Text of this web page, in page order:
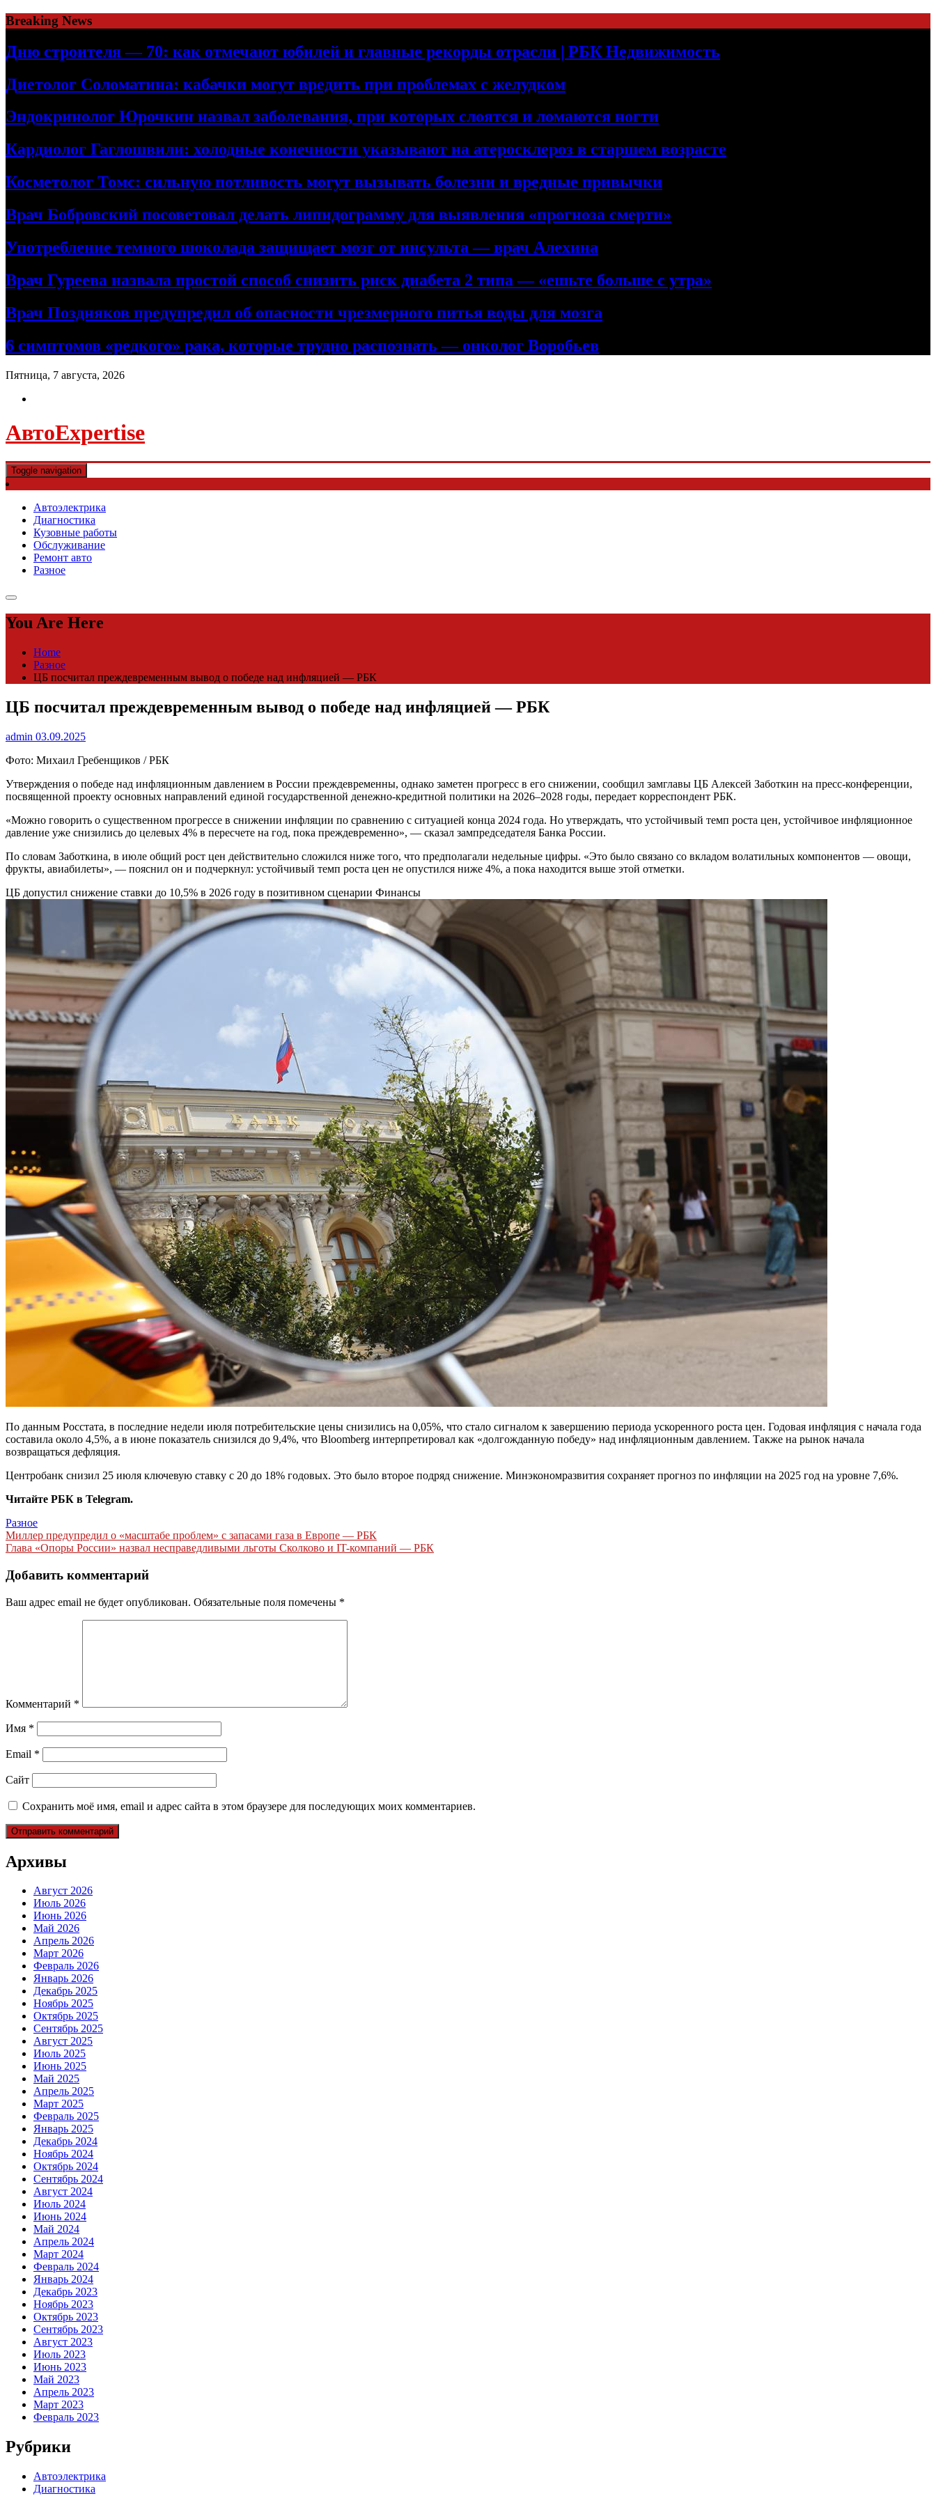
Skip
to
content
Breaking News
Дню строителя — 70: как отмечают юбилей и главные рекорды отрасли | РБК Недвижимость
Диетолог Соломатина: кабачки могут вредить при проблемах с желудком
Эндокринолог Юрочкин назвал заболевания, при которых слоятся и ломаются ногти
Кардиолог Гаглошвили: холодные конечности указывают на атеросклероз в старшем возрасте
Косметолог Томс: сильную потливость могут вызывать болезни и вредные привычки
Врач Бобровский посоветовал делать липидограмму для выявления «прогноза смерти»
Употребление темного шоколада защищает мозг от инсульта — врач Алехина
Врач Гуреева назвала простой способ снизить риск диабета 2 типа — «ешьте больше с утра»
Врач Поздняков предупредил об опасности чрезмерного питья воды для мозга
6 симптомов «редкого» рака, которые трудно распознать — онколог Воробьев
Пятница, 7 августа, 2026
АвтоExpertise
Toggle navigation
Автоэлектрика
Диагностика
Кузовные работы
Обслуживание
Ремонт авто
Разное
You Are Here
Home
Разное
ЦБ посчитал преждевременным вывод о победе над инфляцией — РБК
ЦБ посчитал преждевременным вывод о победе над инфляцией — РБК
admin 03.09.2025
Фото: Михаил Гребенщиков / РБК
Утверждения о победе над инфляционным давлением в России преждевременны, однако заметен прогресс в его снижении, сообщил замглавы ЦБ Алексей Заботкин на пресс-конференции,
посвященной проекту основных направлений единой государственной денежно-кредитной политики на 2026–2028 годы, передает корреспондент РБК.
«Можно говорить о существенном прогрессе в снижении инфляции по сравнению с ситуацией конца 2024 года. Но утверждать, что устойчивый темп роста цен, устойчивое инфляционное
давление уже снизились до целевых 4% в пересчете на год, пока преждевременно», — сказал зампредседателя Банка России.
По словам Заботкина, в июле общий рост цен действительно сложился ниже того, что предполагали недельные цифры. «Это было связано со вкладом волатильных компонентов — овощи,
фрукты, авиабилеты», — пояснил он и подчеркнул: устойчивый темп роста цен не опустился ниже 4%, а пока находится выше этой отметки.
ЦБ допустил снижение ставки до 10,5% в 2026 году в позитивном сценарии Финансы
По данным Росстата, в последние недели июля потребительские цены снизились на 0,05%, что стало сигналом к завершению периода ускоренного роста цен. Годовая инфляция с начала года
составила около 4,5%, а в июне показатель снизился до 9,4%, что Bloomberg интерпретировал как «долгожданную победу» над инфляционным давлением. Также на рынок начала
возвращаться дефляция.
Центробанк снизил 25 июля ключевую ставку с 20 до 18% годовых. Это было второе подряд снижение. Минэкономразвития сохраняет прогноз по инфляции на 2025 год на уровне 7,6%.
Читайте РБК в Telegram.
Разное
Навигация
по
записям
Миллер предупредил о «масштабе проблем» с запасами газа в Европе — РБК
Глава «Опоры России» назвал несправедливыми льготы Сколково и IT-компаний — РБК
Добавить комментарий
Ваш адрес email не будет опубликован. Обязательные поля помечены *
Комментарий *
Имя *
Email *
Сайт
Сохранить моё имя, email и адрес сайта в этом браузере для последующих моих комментариев.
Архивы
Август 2026
Июль 2026
Июнь 2026
Май 2026
Апрель 2026
Март 2026
Февраль 2026
Январь 2026
Декабрь 2025
Ноябрь 2025
Октябрь 2025
Сентябрь 2025
Август 2025
Июль 2025
Июнь 2025
Май 2025
Апрель 2025
Март 2025
Февраль 2025
Январь 2025
Декабрь 2024
Ноябрь 2024
Октябрь 2024
Сентябрь 2024
Август 2024
Июль 2024
Июнь 2024
Май 2024
Апрель 2024
Март 2024
Февраль 2024
Январь 2024
Декабрь 2023
Ноябрь 2023
Октябрь 2023
Сентябрь 2023
Август 2023
Июль 2023
Июнь 2023
Май 2023
Апрель 2023
Март 2023
Февраль 2023
Рубрики
Автоэлектрика
Диагностика